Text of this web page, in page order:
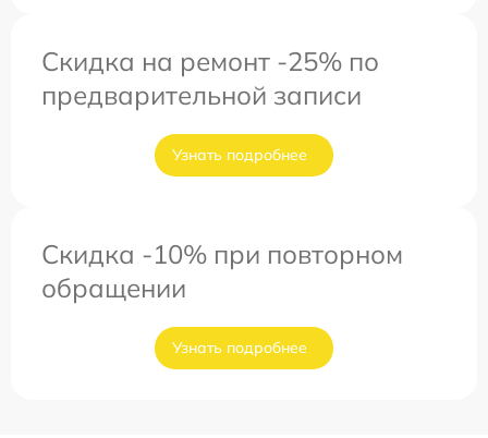
Скидка на ремонт -25% по
предварительной записи
Узнать подробнее
Скидка -10% при повторном
обращении
Узнать подробнее